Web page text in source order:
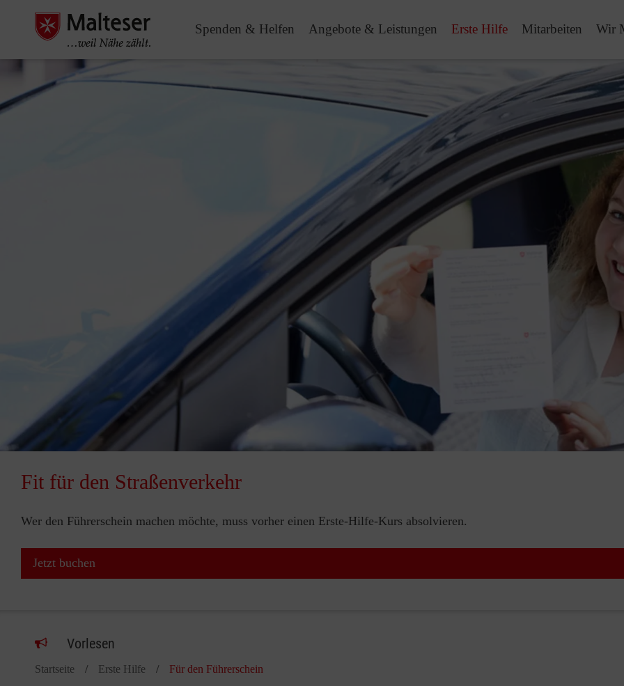
Spenden & Helfen Angebote & Leistungen Erste Hilfe Mitarbeiten Wir
Fit für den Straßenverkehr
Wer den Führerschein machen möchte, muss vorher einen Erste-Hilfe-Kurs absolvieren.
Jetzt buchen
Vorlesen
Startseite Erste Hilfe Für den Führerschein